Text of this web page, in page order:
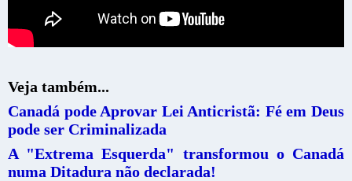
Veja também...
Canadá pode Aprovar Lei Anticristã: Fé em Deus
pode ser Criminalizada
A "Extrema Esquerda" transformou o Canadá
numa Ditadura não declarada!